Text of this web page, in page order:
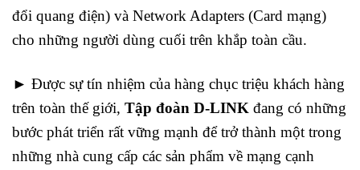
đổi quang điện) và Network Adapters (Card mạng)
cho những người dùng cuối trên khắp toàn cầu.
► Được sự tín nhiệm của hàng chục triệu khách hàng
trên toàn thế giới, Tập đoàn D-LINK đang có những
bước phát triển rất vững mạnh để trở thành một trong
những nhà cung cấp các sản phẩm về mạng cạnh